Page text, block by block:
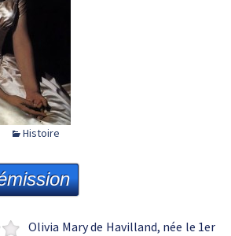
Histoire
Olivia Mary de Havilland, née le 1er